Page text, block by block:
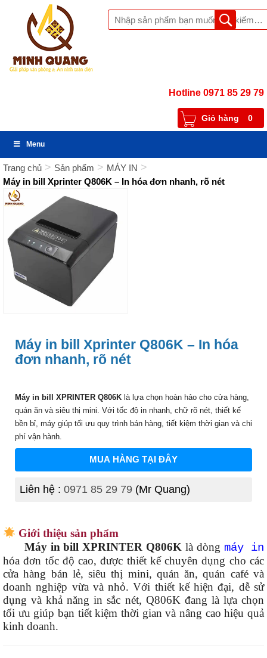
Hotline 0971 85 29 79
Giỏ hàng 0
Menu
Trang chủ > Sản phẩm > MÁY IN >
Máy in bill Xprinter Q806K – In hóa đơn nhanh, rõ nét
Máy in bill Xprinter Q806K – In hóa
đơn nhanh, rõ nét
Máy in bill XPRINTER Q806K là lựa chọn hoàn hảo cho cửa hàng,
quán ăn và siêu thị mini. Với tốc độ in nhanh, chữ rõ nét, thiết kế
bền bỉ, máy giúp tối ưu quy trình bán hàng, tiết kiệm thời gian và chi
phí vận hành.
MUA HÀNG TẠI ĐÂY
Liên hệ : 0971 85 29 79 (Mr Quang)
Giới thiệu sản phẩm
Máy in bill XPRINTER Q806K là dòng máy in
hóa đơn tốc độ cao, được thiết kế chuyên dụng cho các
cửa hàng bán lẻ, siêu thị mini, quán ăn, quán café và
doanh nghiệp vừa và nhỏ. Với thiết kế hiện đại, dễ sử
dụng và khả năng in sắc nét, Q806K đang là lựa chọn
tối ưu giúp bạn tiết kiệm thời gian và nâng cao hiệu quả
kinh doanh.